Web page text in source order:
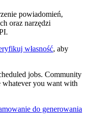
powiadomień,
oraz narzędzi
własność, aby
jobs. Community
whatever you want with
do generowania